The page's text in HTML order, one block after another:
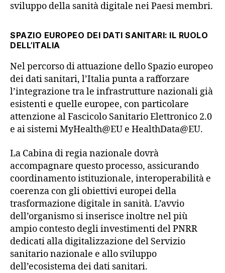
sviluppo della sanità digitale nei Paesi membri.
SPAZIO EUROPEO DEI DATI SANITARI: IL RUOLO
DELL’ITALIA
Nel percorso di attuazione dello Spazio europeo
dei dati sanitari, l’Italia punta a rafforzare
l’integrazione tra le infrastrutture nazionali già
esistenti e quelle europee, con particolare
attenzione al Fascicolo Sanitario Elettronico 2.0
e ai sistemi MyHealth@EU e HealthData@EU.
La Cabina di regia nazionale dovrà
accompagnare questo processo, assicurando
coordinamento istituzionale, interoperabilità e
coerenza con gli obiettivi europei della
trasformazione digitale in sanità. L’avvio
dell’organismo si inserisce inoltre nel più
ampio contesto degli investimenti del PNRR
dedicati alla digitalizzazione del Servizio
sanitario nazionale e allo sviluppo
dell’ecosistema dei dati sanitari.